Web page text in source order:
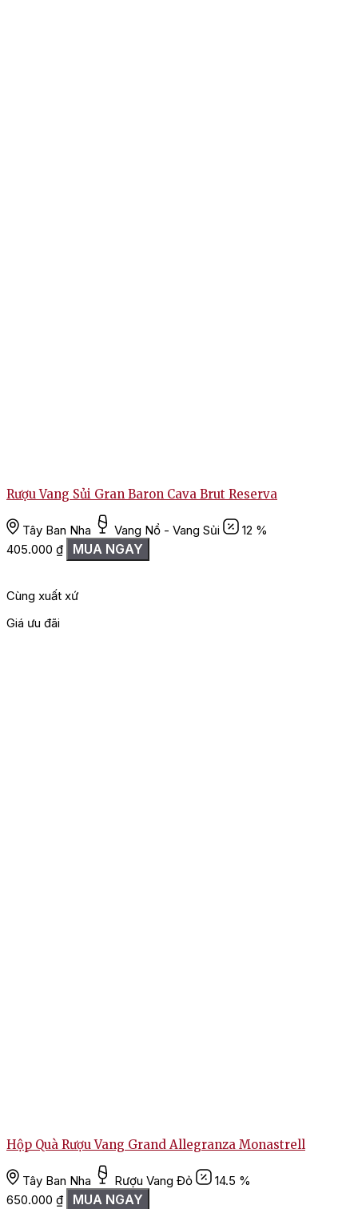
Rượu Vang Sủi Gran Baron Cava Brut Reserva
Tây Ban Nha Vang Nổ - Vang Sủi
12 %
405.000 ₫ MUA NGAY
Cùng xuất xứ
Giá ưu đãi
Hộp Quà Rượu Vang Grand Allegranza Monastrell
Tây Ban Nha Rượu Vang Đỏ
14.5 %
650.000 ₫ MUA NGAY